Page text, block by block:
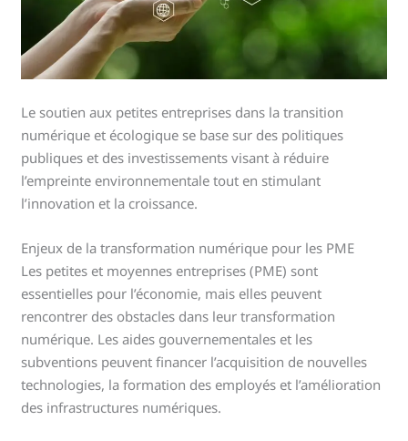
Le soutien aux petites entreprises dans la transition
numérique et écologique se base sur des politiques
publiques et des investissements visant à réduire
l’empreinte environnementale tout en stimulant
l’innovation et la croissance.
Enjeux de la transformation numérique pour les PME
Les petites et moyennes entreprises (PME) sont
essentielles pour l’économie, mais elles peuvent
rencontrer des obstacles dans leur transformation
numérique. Les aides gouvernementales et les
subventions peuvent financer l’acquisition de nouvelles
technologies, la formation des employés et l’amélioration
des infrastructures numériques.